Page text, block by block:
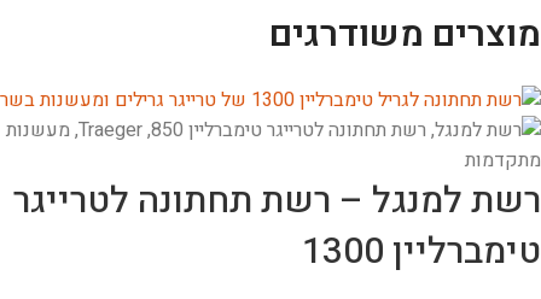
מוצרים משודרגים
רשת למנגל – רשת תחתונה לטרייגר
טימברליין 1300